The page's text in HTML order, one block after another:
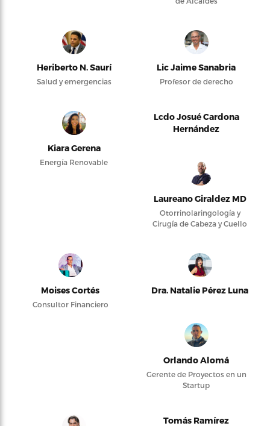
Heriberto N. Saurí
Salud y emergencias
Lic Jaime Sanabria
Profesor de derecho
Kiara Gerena
Energía Renovable
Lcdo Josué Cardona
Hernández
Laureano Giraldez MD
Otorrinolaringología y
Cirugía de Cabeza y Cuello
Moises Cortés
Consultor Financiero
Dra. Natalie Pérez Luna
Orlando Alomá
Gerente de Proyectos en un
Startup
Tomás Ramírez